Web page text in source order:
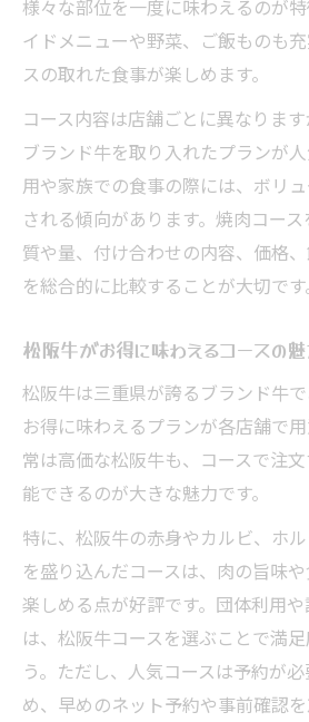
様々な部位を一度に味わえるのが
イドメニューや野菜、ご飯ものも
スの取れた食事が楽しめます。
コース内容は店舗ごとに異なりま
ブランド牛を取り入れたプランが
用や家族での食事の際には、ボリ
される傾向があります。焼肉コー
質や量、付け合わせの内容、価格
を総合的に比較することが大切です
松阪牛がお得に味わえるコースの
松阪牛は三重県が誇るブランド牛
お得に味わえるプランが各店舗で
常は高価な松阪牛も、コースで注
能できるのが大きな魅力です。
特に、松阪牛の赤身やカルビ、ホ
を盛り込んだコースは、肉の旨味
楽しめる点が好評です。団体利用
は、松阪牛コースを選ぶことで満
う。ただし、人気コースは予約が
め、早めのネット予約や事前確認